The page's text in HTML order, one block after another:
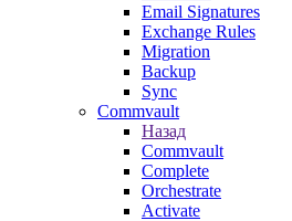
Email Signatures
Exchange Rules
Migration
Backup
Sync
Commvault
Назад
Commvault
Complete
Orchestrate
Activate